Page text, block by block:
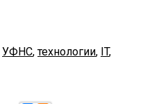
УФНС,технологии, IT,